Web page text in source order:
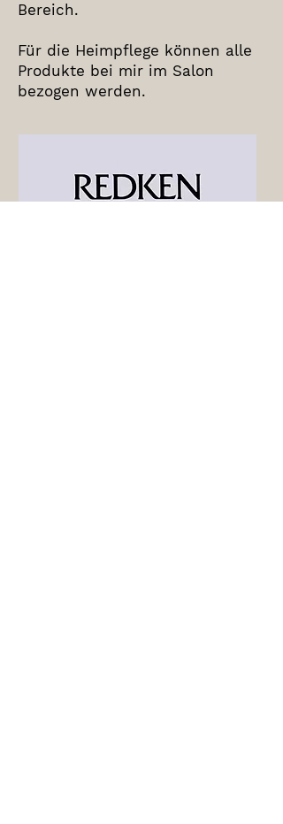
Bereich.
Für die Heimpflege können alle
Produkte bei mir im Salon
bezogen werden.